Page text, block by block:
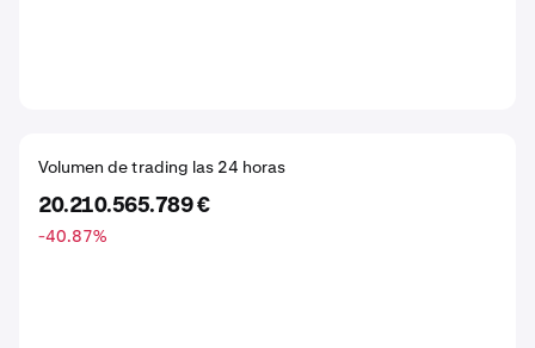
Volumen de trading las 24 horas
20.210.565.789 €
-40.87%